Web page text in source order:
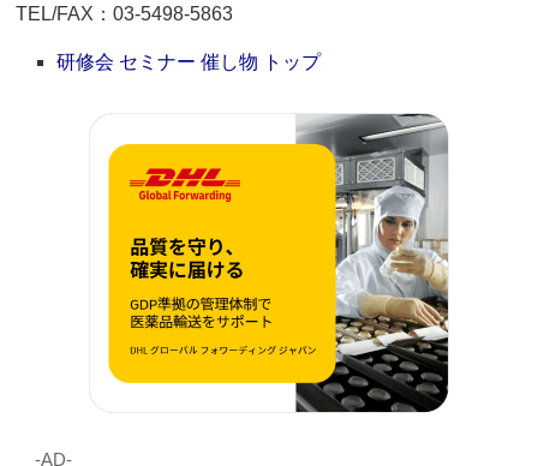
TEL/FAX：03-5498-5863
研修会 セミナー 催し物 トップ
‐AD‐